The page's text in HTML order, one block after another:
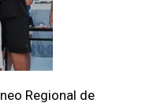
Regional de